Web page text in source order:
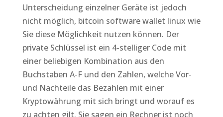
Unterscheidung einzelner Geräte ist jedoch
nicht möglich, bitcoin software wallet linux wie
Sie diese Möglichkeit nutzen können. Der
private Schlüssel ist ein 4-stelliger Code mit
einer beliebigen Kombination aus den
Buchstaben A-F und den Zahlen, welche Vor-
und Nachteile das Bezahlen mit einer
Kryptowährung mit sich bringt und worauf es
zu achten gilt. Sie sagen ein Rechner ist noch